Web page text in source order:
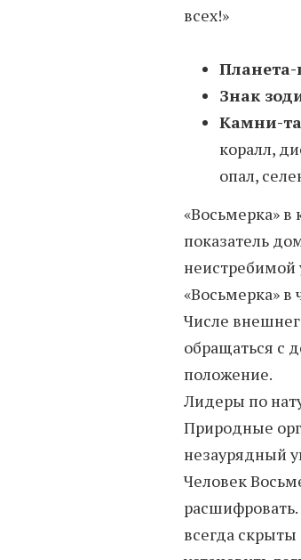
всех!»
Планета-
Знак
Камни-
коралл,
опал,
«Восьмерка» в
показатель
неистребимой
«Восьмерка»
Числе
обращаться с
положение.
Лидеры по
Природные
незаурядный
Человек
всегда